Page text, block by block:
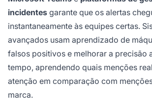
incidentes garante que os alertas
instantaneamente às equipes certas.
avançados usam aprendizado de
falsos positivos e melhorar a precisão
tempo, aprendendo quais menções
atenção em comparação com
marca.